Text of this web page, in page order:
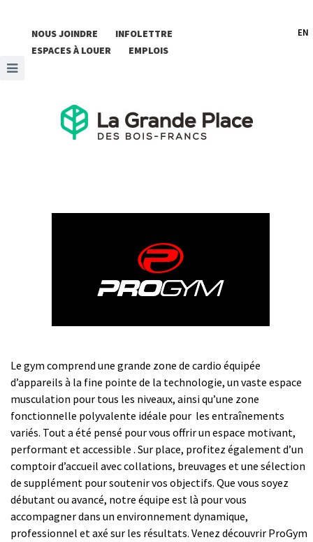
NOUS JOINDRE
INFOLETTRE
ESPACES À LOUER
EMPLOIS
EN
Le gym comprend une grande zone de cardio équipée
d’appareils à la fine pointe de la technologie, un vaste espace
musculation pour tous les niveaux, ainsi qu’une zone
fonctionnelle polyvalente idéale pour les entraînements
variés. Tout a été pensé pour vous offrir un espace motivant,
performant et accessible . Sur place, profitez également d’un
comptoir d’accueil avec collations, breuvages et une sélection
de supplément pour soutenir vos objectifs. Que vous soyez
débutant ou avancé, notre équipe est là pour vous
accompagner dans un environnement dynamique,
professionnel et axé sur les résultats. Venez découvrir ProGym